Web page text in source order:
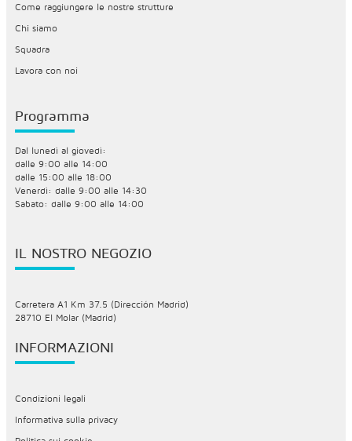
Come raggiungere le nostre strutture
Chi siamo
Squadra
Lavora con noi
Programma
Dal lunedì al giovedì:
dalle 9:00 alle 14:00
dalle 15:00 alle 18:00
Venerdì: dalle 9:00 alle 14:30
Sabato: dalle 9:00 alle 14:00
IL NOSTRO NEGOZIO
Carretera A1 Km 37.5 (Dirección Madrid)
28710 El Molar (Madrid)
INFORMAZIONI
Condizioni legali
Informativa sulla privacy